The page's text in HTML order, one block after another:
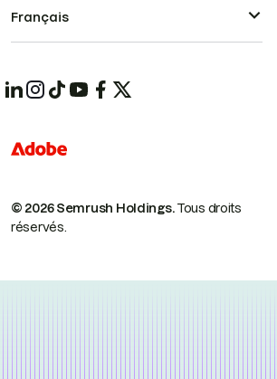
© 2026 Semrush Holdings.Tous droits
réservés.
Français